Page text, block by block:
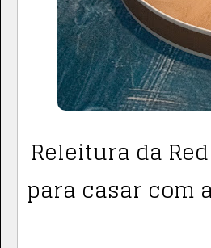
Releitura da
para casar com